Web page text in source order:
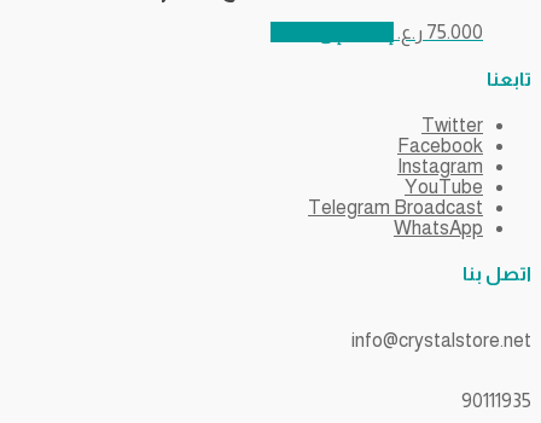
75.000 ر.ع.
تابعنا
Twitter
Facebook
Instagram
YouTube
Telegram Broadcast
WhatsApp
اتصل بنا
info@crystalstore.net
90111935